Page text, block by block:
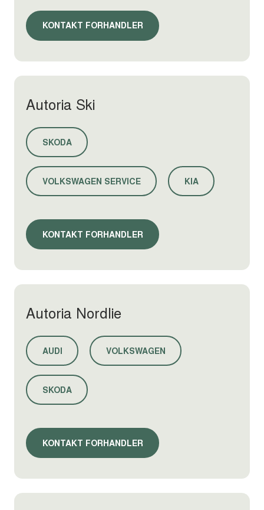
KONTAKT FORHANDLER
Autoria Ski
SKODA
VOLKSWAGEN SERVICE KIA
KONTAKT FORHANDLER
Autoria Nordlie
AUDI VOLKSWAGEN
SKODA
KONTAKT FORHANDLER